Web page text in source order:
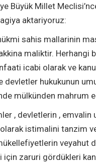
Büyük Millet
aktariyoruz:
sahis mallarinin
maliktir. Herhangi
icabi olarak ve
devletler hukukunun
mülkünden mahrum
, devletlerin , emvalin
istimalini tanzim
veyahut
için zaruri gördükleri